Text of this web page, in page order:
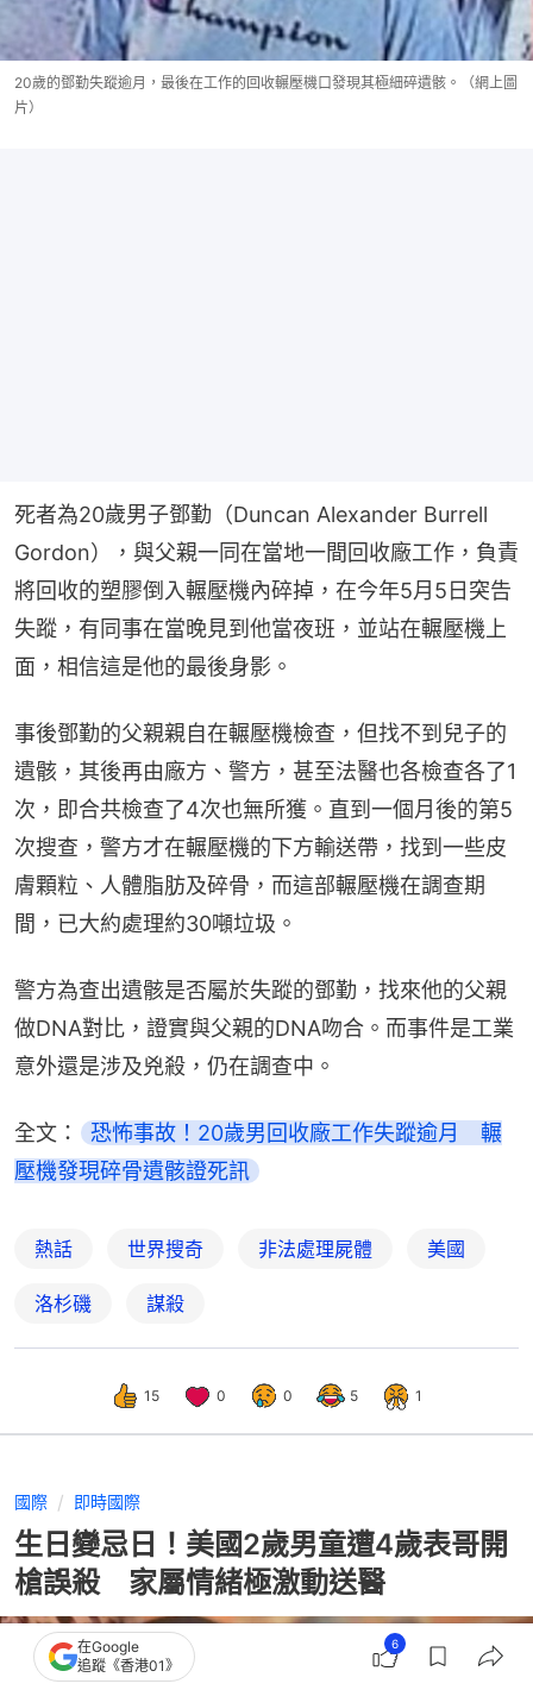
20歲的鄧勤失蹤逾月，最後在工作的回收輾壓機口發現其極細碎遺骸。（網上圖
片）
死者為20歲男子鄧勤（Duncan Alexander Burrell
Gordon），與父親一同在當地一間回收廠工作，負責
將回收的塑膠倒入輾壓機內碎掉，在今年5月5日突告
失蹤，有同事在當晚見到他當夜班，並站在輾壓機上
面，相信這是他的最後身影。
事後鄧勤的父親親自在輾壓機檢查，但找不到兒子的
遺骸，其後再由廠方、警方，甚至法醫也各檢查各了1
次，即合共檢查了4次也無所獲。直到一個月後的第5
次搜查，警方才在輾壓機的下方輸送帶，找到一些皮
膚顆粒、人體脂肪及碎骨，而這部輾壓機在調查期
間，已大約處理約30噸垃圾。
警方為查出遺骸是否屬於失蹤的鄧勤，找來他的父親
做DNA對比，證實與父親的DNA吻合。而事件是工業
意外還是涉及兇殺，仍在調查中。
全文：
恐怖事故！20歲男回收廠工作失蹤逾月　輾
壓機發現碎骨遺骸證死訊
熱話 世界搜奇 非法處理屍體 美國
洛杉磯 謀殺
15 0 0 5 1
國際 即時國際
生日變忌日！美國2歲男童遭4歲表哥開
槍誤殺 家屬情緒極激動送醫
在Google
追蹤《香港01》
6